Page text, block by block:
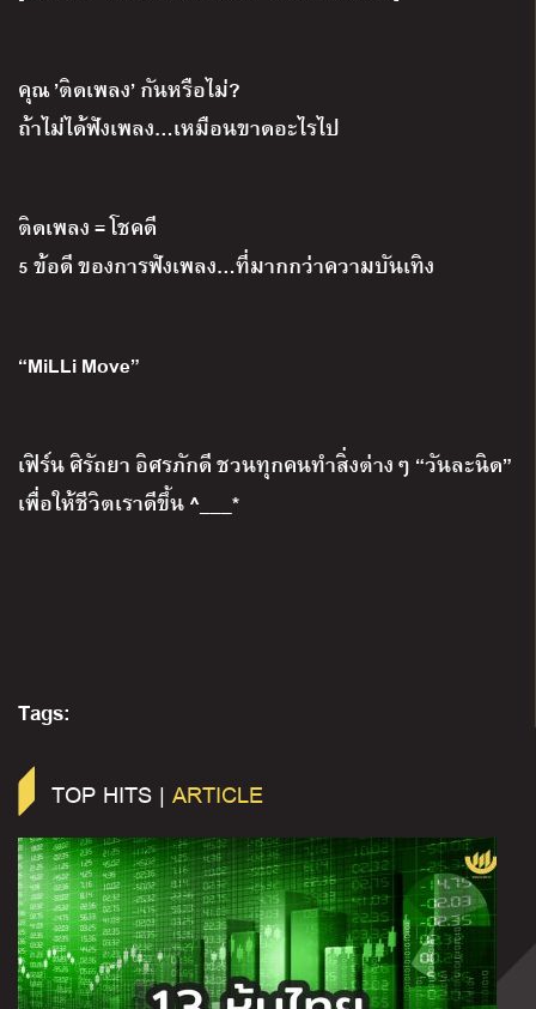
คุณ ’ติดเพลง’ กันหรือไม่?
ถ้าไม่ได้ฟังเพลง…เหมือนขาดอะไรไป
ติดเพลง = โชคดี
5 ข้อดี ของการฟังเพลง…ที่มากกว่าความบันเทิง
“MiLLi Move”
เฟิร์น ศิรัถยา อิศรภักดี ชวนทุกคนทำสิ่งต่างๆ “วันละนิด”
เพื่อให้ชีวิตเราดีขึ้น ^___*
Tags:
TOP HITS | ARTICLE